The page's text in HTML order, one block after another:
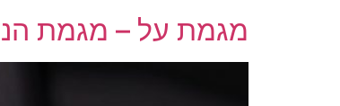
מגמת על – מגמת